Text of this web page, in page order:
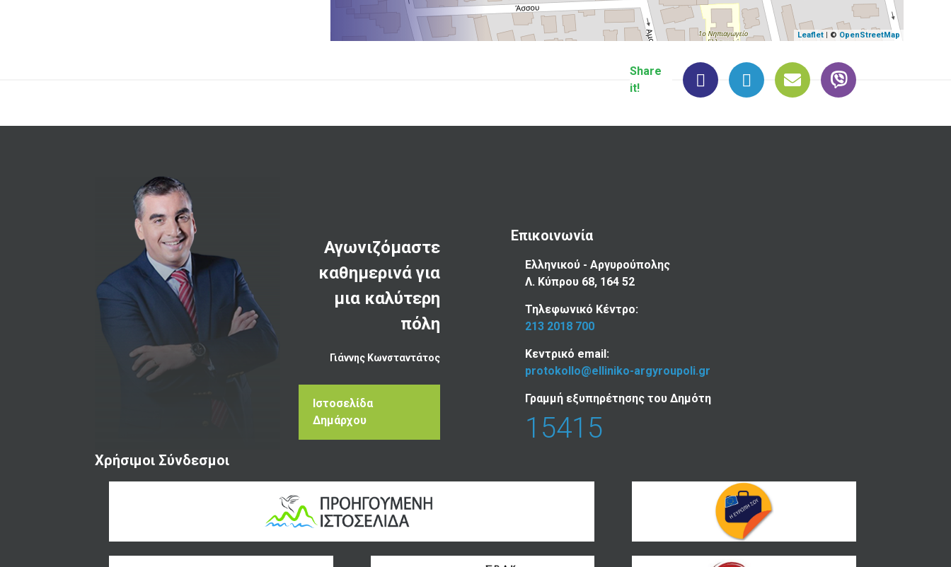
Leaflet| © OpenStreetMap
Share
it!
Αγωνιζόμαστε
καθημερινά για
μια καλύτερη
πόλη
Γιάννης Κωνσταντάτος
Ιστοσελίδα
Δημάρχου
Επικοινωνία
Ελληνικού - Αργυρούπολης
Λ. Κύπρου 68, 164 52
Τηλεφωνικό Κέντρο:
213 2018 700
Κεντρικό email:
protokollo@elliniko-argyroupoli.gr
Γραμμή εξυπηρέτησης του Δημότη
15415
Χρήσιμοι Σύνδεσμοι